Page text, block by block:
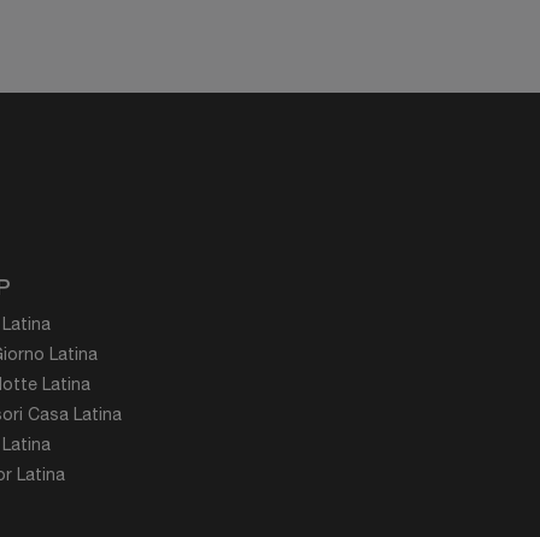
Latina
Latina
Casa Latina
Latina